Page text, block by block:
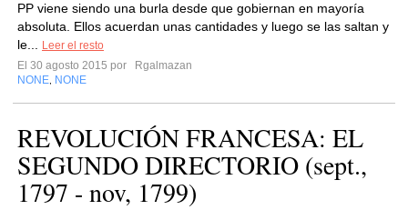
PP viene siendo una burla desde que gobiernan en mayoría
absoluta. Ellos acuerdan unas cantidades y luego se las saltan y
le...
Leer el resto
El 30 agosto 2015 por
Rgalmazan
NONE NONE
REVOLUCIÓN FRANCESA: EL
SEGUNDO DIRECTORIO (sept.,
1797 - nov, 1799)